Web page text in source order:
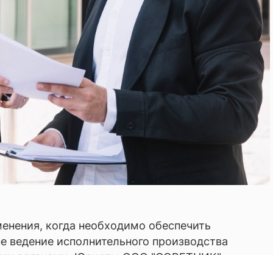
когда необходимо обеспечить
исполнительного производства